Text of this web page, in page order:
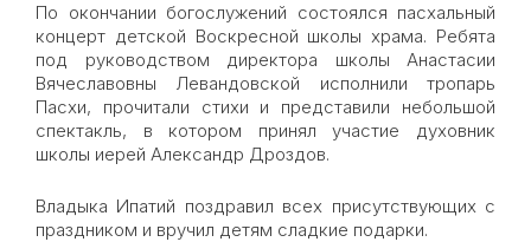
По окончании богослужений состоялся пасхальный
концерт детской Воскресной школы храма. Ребята
под руководством директора школы Анастасии
Вячеславовны Левандовской исполнили тропарь
Пасхи, прочитали стихи и представили небольшой
спектакль, в котором принял участие духовник
школы иерей Александр Дроздов.
Владыка Ипатий поздравил всех присутствующих с
праздником и вручил детям сладкие подарки.